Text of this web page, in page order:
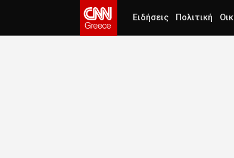
Ειδήσεις Πολιτική